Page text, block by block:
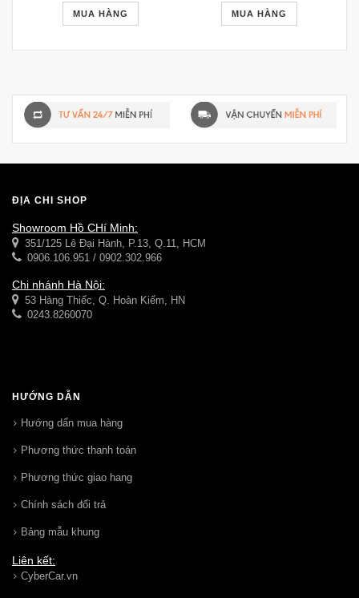
MUA HÀNG MUA HÀNG
ĐỊA CHỈ SHOP
Showroom Hồ CHí Minh:
351/125 Lê Đại Hành, P.13, Q.11, HCM
0906.106.951 / 0902.302.966
Chi nhánh Hà Nội:
53 Hàng Thiếc, Q. Hoàn Kiếm, HN
0243.8260070
HƯỚNG DẪN
Hướng dẩn mua hàng
Phương thức thanh toán
Phương thức giao hang
Chính sách đổi trả
Bảng mẫu khung
Liên kết:
CyberCar.vn